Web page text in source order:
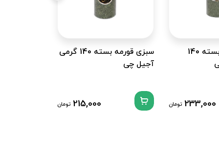
سبزی جعفری بسته 140
233,000 تومان
سبزی قورمه بسته 140 گرمی
آجیل چی
215,000 تومان